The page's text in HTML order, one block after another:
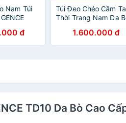
Nam Túi
Đen Dáng
đ
Túi Đeo Chéo Cầm
Thời Trang Nam Da
TD03 Đen
1.600.000 đ
TD10 Da Bò Cao